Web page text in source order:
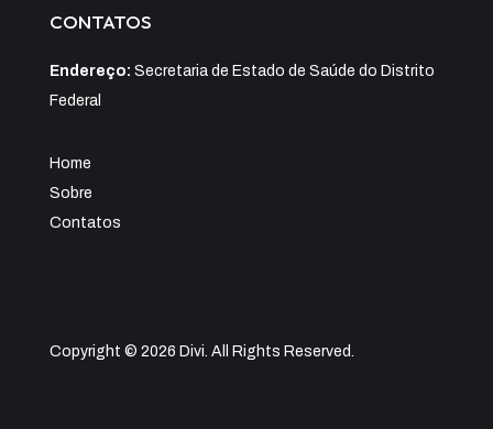
CONTATOS
Endereço: Secretaria de Estado de Saúde do Distrito
Federal
Home
Sobre
Contatos
Copyright © 2026 Divi. All Rights Reserved.